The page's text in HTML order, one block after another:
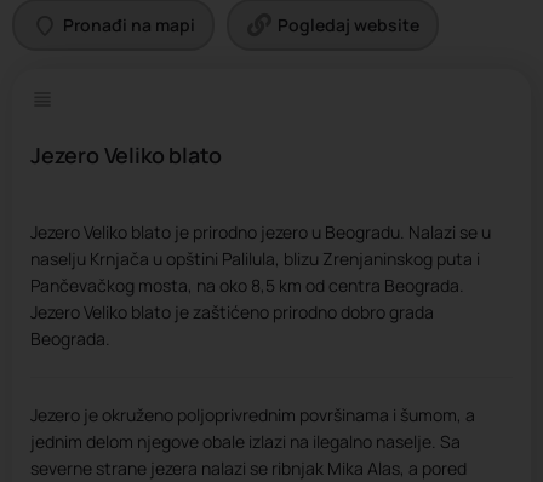
Pronađi na mapi Pogledaj website
Jezero Veliko blato
Jezero Veliko blato je prirodno jezero u Beogradu. Nalazi se u
naselju Krnjača u opštini Palilula, blizu Zrenjaninskog puta i
Pančevačkog mosta, na oko 8,5 km od centra Beograda.
Jezero Veliko blato je zaštićeno prirodno dobro grada
Beograda.
Jezero je okruženo poljoprivrednim površinama i šumom, a
jednim delom njegove obale izlazi na ilegalno naselje. Sa
severne strane jezera nalazi se ribnjak Mika Alas, a pored